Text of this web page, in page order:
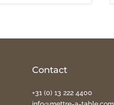
Contact
+31 (0) 13 222 4400